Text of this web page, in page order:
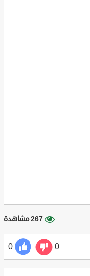
267 مشاهدة
0
0